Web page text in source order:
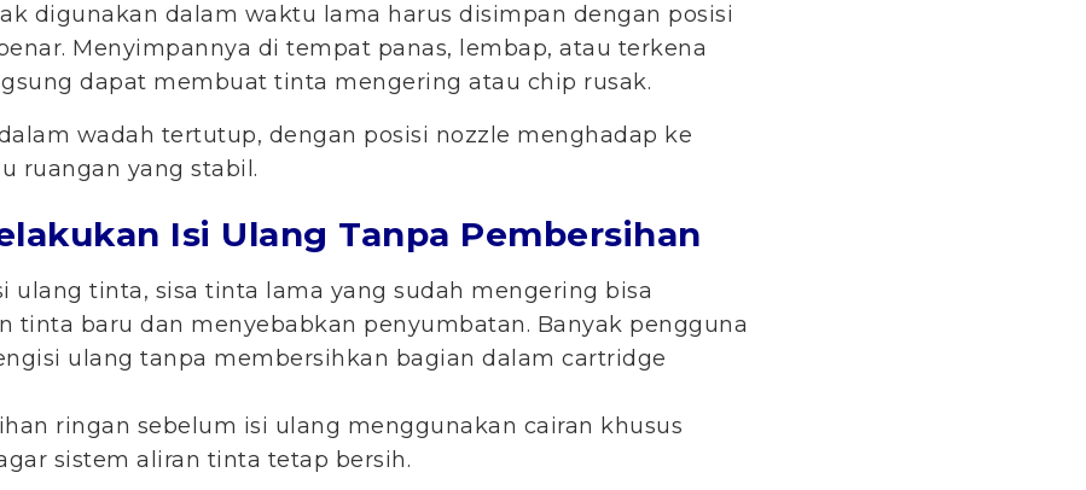
digunakan dalam waktu lama harus disimpan dengan posisi
Menyimpannya di tempat panas, lembap, atau terkena
dapat membuat tinta mengering atau chip rusak.
wadah tertutup, dengan posisi nozzle menghadap ke
ruangan yang stabil.
Isi Ulang Tanpa Pembersihan
ulang tinta, sisa tinta lama yang sudah mengering bisa
tinta baru dan menyebabkan penyumbatan. Banyak pengguna
ulang tanpa membersihkan bagian dalam cartridge
ringan sebelum isi ulang menggunakan cairan khusus
sistem aliran tinta tetap bersih.